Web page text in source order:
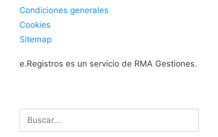
Condiciones generales
Cookies
Sitemap
e.Registros es un servicio de RMA Gestiones.